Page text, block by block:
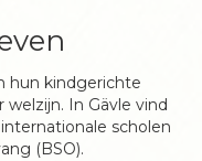
hun kindgerichte
In Gävle vind
scholen
(BSO).